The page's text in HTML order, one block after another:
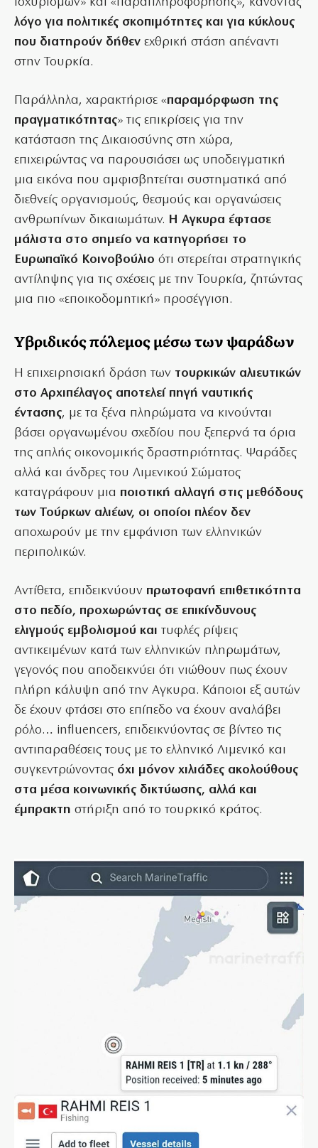
λόγο για πολιτικές σκοπιμότητες και για κύκλους
που διατηρούν δήθεν εχθρική στάση απέναντι
στην Τουρκία.
Παράλληλα, χαρακτήρισε «παραμόρφωση της
πραγματικότητας» τις επικρίσεις για την
κατάσταση της Δικαιοσύνης στη χώρα,
επιχειρώντας να παρουσιάσει ως υποδειγματική
μια εικόνα που αμφισβητείται συστηματικά από
διεθνείς οργανισμούς, θεσμούς και οργανώσεις
ανθρωπίνων δικαιωμάτων. Η Αγκυρα έφτασε
μάλιστα στο σημείο να κατηγορήσει το
Ευρωπαϊκό Κοινοβούλιο ότι στερείται στρατηγικής
αντίληψης για τις σχέσεις με την Τουρκία, ζητώντας
μια πιο «εποικοδομητική» προσέγγιση.
Υβριδικός πόλεμος μέσω των ψαράδων
Η επιχειρησιακή δράση των τουρκικών αλιευτικών
στο Αρχιπέλαγος αποτελεί πηγή ναυτικής
έντασης, με τα ξένα πληρώματα να κινούνται
βάσει οργανωμένου σχεδίου που ξεπερνά τα όρια
της απλής οικονομικής δραστηριότητας. Ψαράδες
αλλά και άνδρες του Λιμενικού Σώματος
καταγράφουν μια ποιοτική αλλαγή στις μεθόδους
των Τούρκων αλιέων, οι οποίοι πλέον δεν
αποχωρούν με την εμφάνιση των ελληνικών
περιπολικών.
Αντίθετα, επιδεικνύουν πρωτοφανή επιθετικότητα
στο πεδίο, προχωρώντας σε επικίνδυνους
ελιγμούς εμβολισμού και τυφλές ρίψεις
αντικειμένων κατά των ελληνικών πληρωμάτων,
γεγονός που αποδεικνύει ότι νιώθουν πως έχουν
πλήρη κάλυψη από την Αγκυρα. Κάποιοι εξ αυτών
δε έχουν φτάσει στο επίπεδο να έχουν αναλάβει
ρόλο… influencers, επιδεικνύοντας σε βίντεο τις
αντιπαραθέσεις τους με το ελληνικό Λιμενικό και
συγκεντρώνοντας όχι μόνον χιλιάδες ακολούθους
στα μέσα κοινωνικής δικτύωσης, αλλά και
έμπρακτη στήριξη από το τουρκικό κράτος.